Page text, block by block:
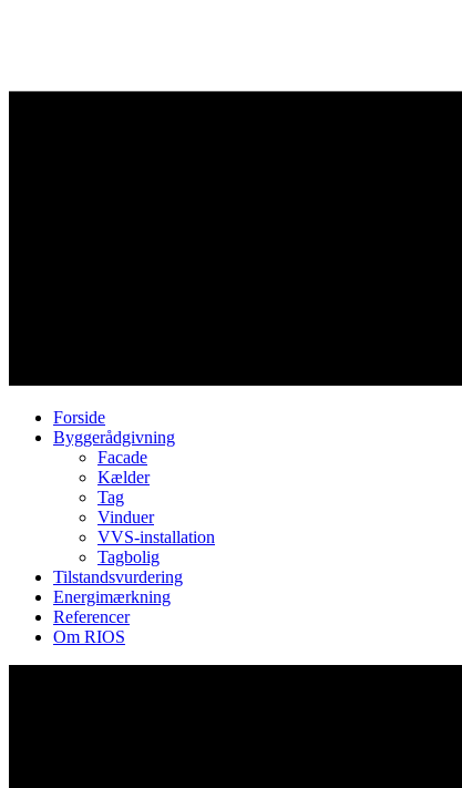
Forside
Byggerådgivning
Facade
Kælder
Tag
Vinduer
VVS-installation
Tagbolig
Tilstandsvurdering
Energimærkning
Referencer
Om RIOS